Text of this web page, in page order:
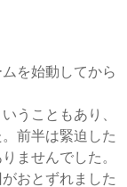
を始動してから
うこともあり、
前半は緊迫した
ませんでした。
おとずれました